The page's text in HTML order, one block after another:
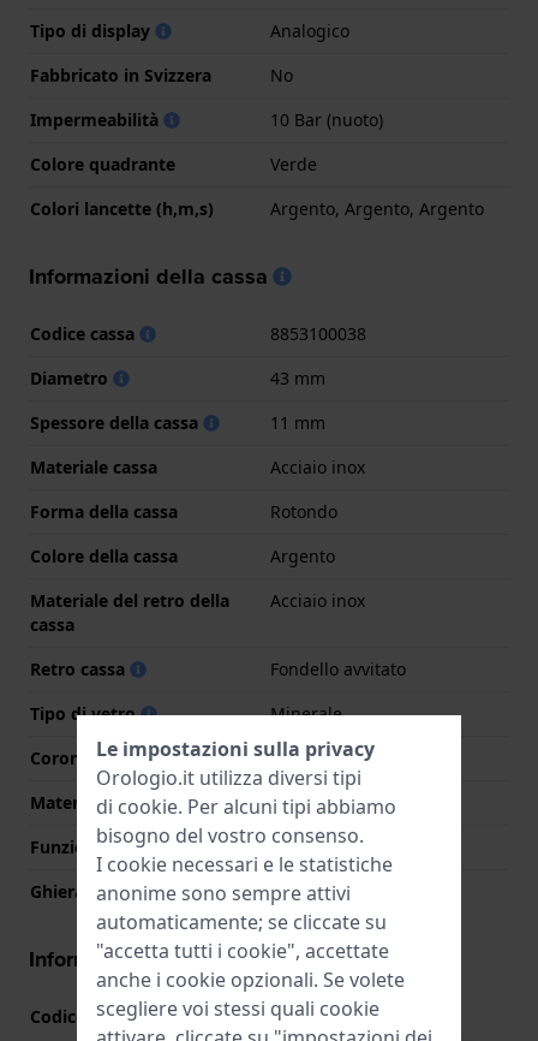
Tipo di display
Analogico
Fabbricato in Svizzera
No
Impermeabilità
10 Bar (nuoto)
Colore quadrante
Verde
Colori lancette (h,m,s)
Argento, Argento, Argento
Informazioni della cassa
Codice cassa
8853100038
Diametro
43 mm
Spessore della cassa
11 mm
Materiale cassa
Acciaio inox
Forma della cassa
Rotondo
Colore della cassa
Argento
Materiale del retro della
cassa
Acciaio inox
Retro cassa
Fondello avvitato
Tipo di vetro
Minerale
Corona
Corona a vite
Materiale della ghiera
Ceramica
Funzione della ghiera
Immersioni ricreative
Ghiera rotante
Uni-direzionale
Informazioni del movimento
Codice Movimento 2315 Vedi specifiche
Le impostazioni sulla privacy
Orologio.it utilizza diversi tipi
di cookie. Per alcuni tipi abbiamo
bisogno del vostro consenso.
I cookie necessari e le statistiche
anonime sono sempre attivi
automaticamente; se cliccate su
"accetta tutti i cookie", accettate
anche i cookie opzionali. Se volete
scegliere voi stessi quali cookie